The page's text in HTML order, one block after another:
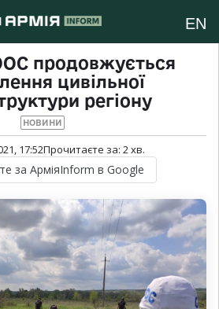
EN
продовжується
цивільної
регіону
НОВИНИ
17:52Прочитаєте за: 2хв.
за АрміяInform в Google